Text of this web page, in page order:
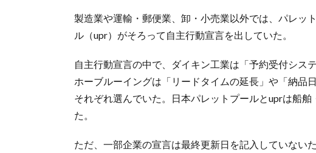
製造業や運輸・郵便業、卸・小売業以外では、パレッ
ル（upr）がそろって自主行動宣言を出していた。
自主行動宣言の中で、ダイキン工業は「予約受付シス
ホーブルーイングは「リードタイムの延長」や「納品
それぞれ選んでいた。日本パレットプールとuprは船
た。
ただ、一部企業の宣言は最終更新日を記入していない